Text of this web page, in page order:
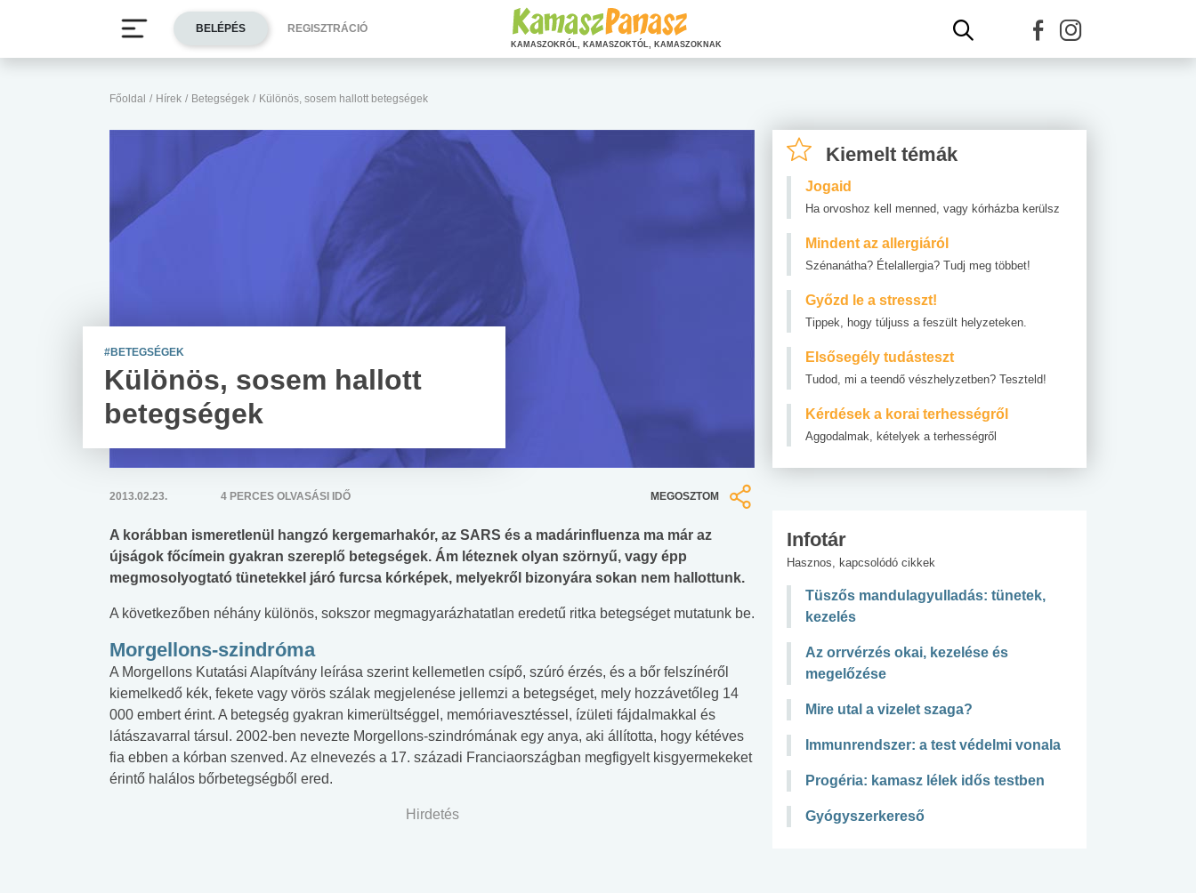
Főoldal / Hírek / Betegségek / Különös, sosem hallott betegségek
#BETEGSÉGEK
Különös, sosem hallott
betegségek
2013.02.23. 4 PERCES OLVASÁSI IDŐ MEGOSZTOM
A korábban ismeretlenül hangzó kergemarhakór, az SARS és a madárinfluenza ma már az
újságok főcímein gyakran szereplő betegségek. Ám léteznek olyan szörnyű, vagy épp
megmosolyogtató tünetekkel járó furcsa kórképek, melyekről bizonyára sokan nem hallottunk.
A következőben néhány különös, sokszor megmagyarázhatatlan eredetű ritka betegséget mutatunk be.
Morgellons-szindróma
A Morgellons Kutatási Alapítvány leírása szerint kellemetlen csípő, szúró érzés, és a bőr felszínéről
kiemelkedő kék, fekete vagy vörös szálak megjelenése jellemzi a betegséget, mely hozzávetőleg 14
000 embert érint. A betegség gyakran kimerültséggel, memóriavesztéssel, ízületi fájdalmakkal és
látászavarral társul. 2002-ben nevezte Morgellons-szindrómának egy anya, aki állította, hogy kétéves
fia ebben a kórban szenved. Az elnevezés a 17. századi Franciaországban megfigyelt kisgyermekeket
érintő halálos bőrbetegségből ered.
Hirdetés
Kiemelt témák
Jogaid
Ha orvoshoz kell menned, vagy kórházba kerülsz
Mindent az allergiáról
Szénanátha? Ételallergia? Tudj meg többet!
Győzd le a stresszt!
Tippek, hogy túljuss a feszült helyzeteken.
Elsősegély tudásteszt
Tudod, mi a teendő vészhelyzetben? Teszteld!
Kérdések a korai terhességről
Aggodalmak, kételyek a terhességről
Infotár
Hasznos, kapcsolódó cikkek
Tüszős mandulagyulladás: tünetek,
kezelés
Az orrvérzés okai, kezelése és
megelőzése
Mire utal a vizelet szaga?
Immunrendszer: a test védelmi vonala
Progéria: kamasz lélek idős testben
Gyógyszerkereső
BELÉPÉS REGISZTRÁCIÓ
KAMASZOKRÓL, KAMASZOKTÓL, KAMASZOKNAK